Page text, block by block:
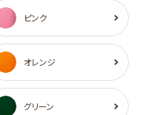
ピンク
オレンジ
グリーン